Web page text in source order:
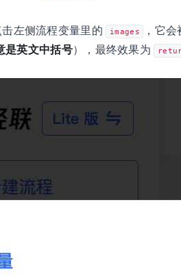
左侧流程变量里的 images
，它
是英文中括号），最终效果为